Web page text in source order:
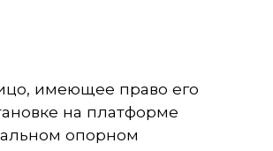
имеющее право его
на платформе
опорном